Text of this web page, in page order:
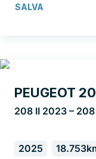
SALVA
PEUGEOT
208 II 2023 –
2025